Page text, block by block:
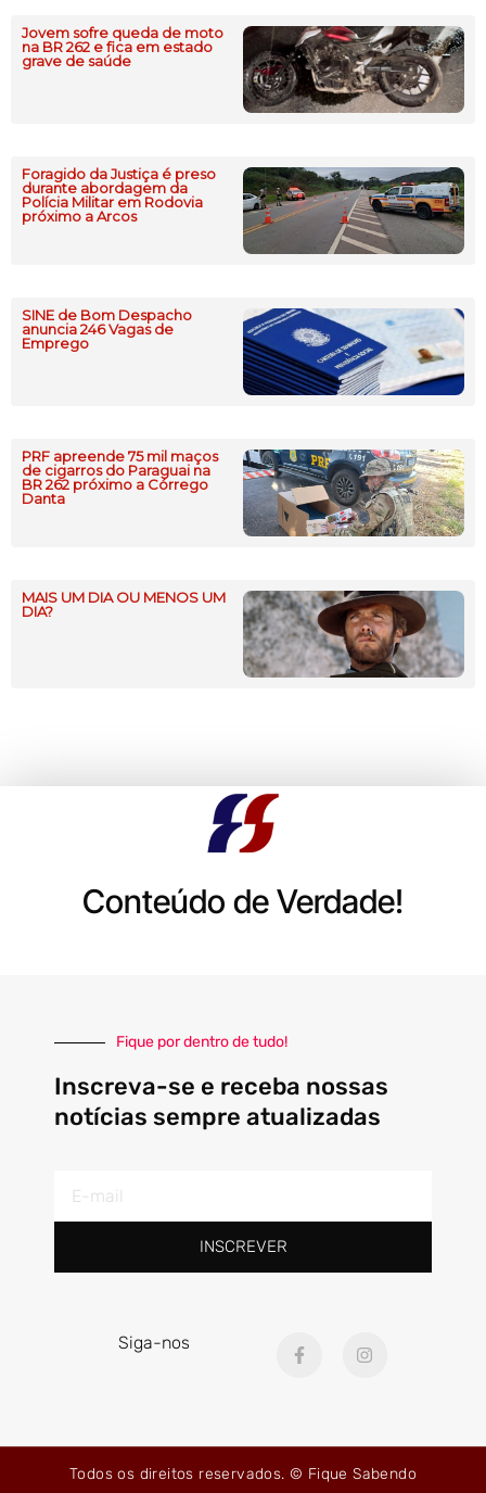
Jovem sofre queda de moto
na BR 262 e fica em estado
grave de saúde
Foragido da Justiça é preso
durante abordagem da
Polícia Militar em Rodovia
próximo a Arcos
SINE de Bom Despacho
anuncia 246 Vagas de
Emprego
PRF apreende 75 mil maços
de cigarros do Paraguai na
BR 262 próximo a Córrego
Danta
MAIS UM DIA OU MENOS UM
DIA?
Conteúdo de Verdade!
Fique por dentro de tudo!
Inscreva-se e receba nossas
notícias sempre atualizadas
INSCREVER
Siga-nos
a
o
-
n
r
m
Todos os direitos reservados. © Fique Sabendo